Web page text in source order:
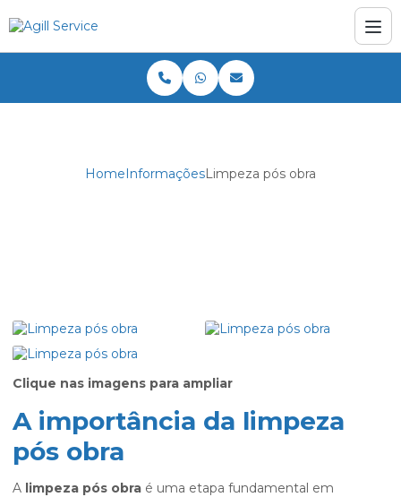
HomeInformaçõesLimpeza pós obra
Clique nas imagens para ampliar
A importância da limpeza
pós obra
A limpeza pós obra é uma etapa fundamental em